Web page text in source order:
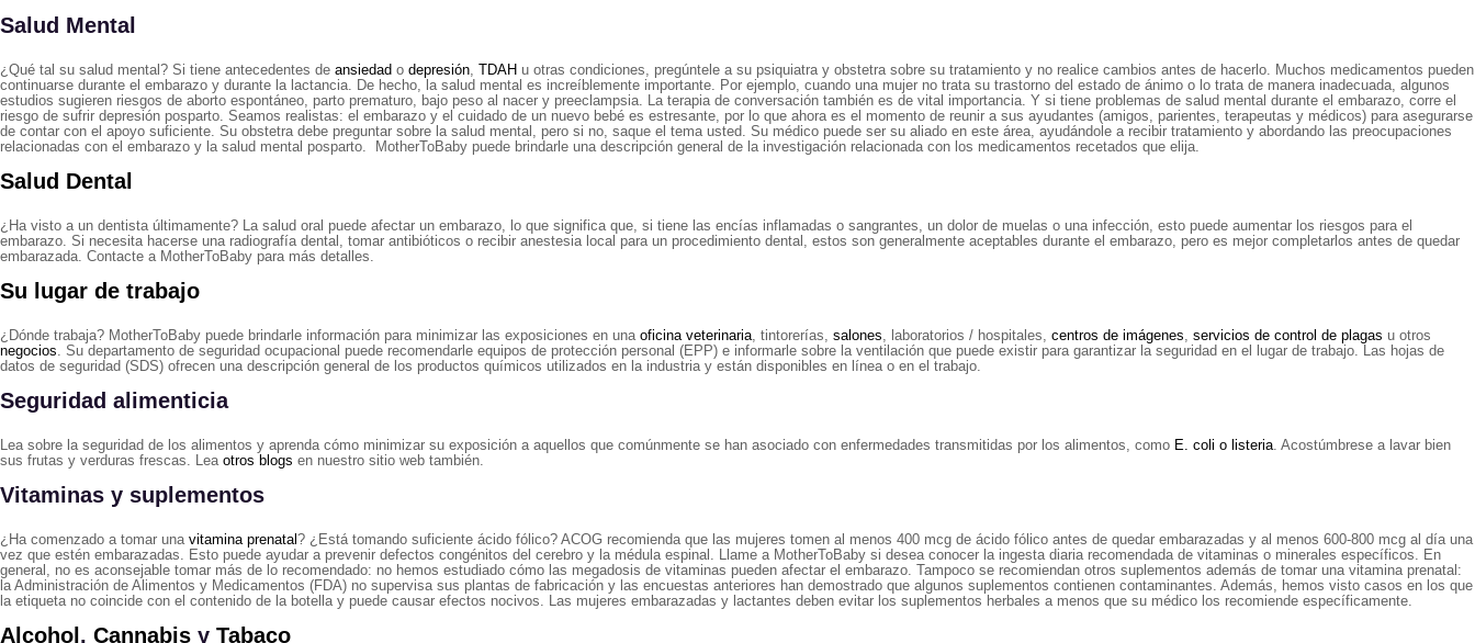
Salud Mental
¿Qué tal su salud mental? Si tiene antecedentes de ansiedad o depresión, TDAH u otras condiciones, pregúntele a su psiquiatra y obstetra sobre su tratamiento y no realice cambios antes de hacerlo. Muchos medicamentos pueden
continuarse durante el embarazo y durante la lactancia. De hecho, la salud mental es increíblemente importante. Por ejemplo, cuando una mujer no trata su trastorno del estado de ánimo o lo trata de manera inadecuada, algunos
estudios sugieren riesgos de aborto espontáneo, parto prematuro, bajo peso al nacer y preeclampsia. La terapia de conversación también es de vital importancia. Y si tiene problemas de salud mental durante el embarazo, corre el
riesgo de sufrir depresión posparto. Seamos realistas: el embarazo y el cuidado de un nuevo bebé es estresante, por lo que ahora es el momento de reunir a sus ayudantes (amigos, parientes, terapeutas y médicos) para asegurarse
de contar con el apoyo suficiente. Su obstetra debe preguntar sobre la salud mental, pero si no, saque el tema usted. Su médico puede ser su aliado en este área, ayudándole a recibir tratamiento y abordando las preocupaciones
relacionadas con el embarazo y la salud mental posparto. MotherToBaby puede brindarle una descripción general de la investigación relacionada con los medicamentos recetados que elija.
Salud Dental
¿Ha visto a un dentista últimamente? La salud oral puede afectar un embarazo, lo que significa que, si tiene las encías inflamadas o sangrantes, un dolor de muelas o una infección, esto puede aumentar los riesgos para el
embarazo. Si necesita hacerse una radiografía dental, tomar antibióticos o recibir anestesia local para un procedimiento dental, estos son generalmente aceptables durante el embarazo, pero es mejor completarlos antes de quedar
embarazada. Contacte a MotherToBaby para más detalles.
Su lugar de trabajo
¿Dónde trabaja? MotherToBaby puede brindarle información para minimizar las exposiciones en una oficina veterinaria, tintorerías, salones, laboratorios / hospitales, centros de imágenes, servicios de control de plagas u otros
negocios. Su departamento de seguridad ocupacional puede recomendarle equipos de protección personal (EPP) e informarle sobre la ventilación que puede existir para garantizar la seguridad en el lugar de trabajo. Las hojas de
datos de seguridad (SDS) ofrecen una descripción general de los productos químicos utilizados en la industria y están disponibles en línea o en el trabajo.
Seguridad alimenticia
Lea sobre la seguridad de los alimentos y aprenda cómo minimizar su exposición a aquellos que comúnmente se han asociado con enfermedades transmitidas por los alimentos, como E. coli o listeria. Acostúmbrese a lavar bien
sus frutas y verduras frescas. Lea otros blogs en nuestro sitio web también.
Vitaminas y suplementos
¿Ha comenzado a tomar unavitamina prenatal? ¿Está tomando suficiente ácido fólico? ACOG recomienda que las mujeres tomen al menos 400 mcg de ácido fólico antes de quedar embarazadas y al menos 600-800 mcg al día una
vez que estén embarazadas. Esto puede ayudar a prevenir defectos congénitos del cerebro y la médula espinal. Llame a MotherToBaby si desea conocer la ingesta diaria recomendada de vitaminas o minerales específicos. En
general, no es aconsejable tomar más de lo recomendado: no hemos estudiado cómo las megadosis de vitaminas pueden afectar el embarazo. Tampoco se recomiendan otros suplementos además de tomar una vitamina prenatal:
la Administración de Alimentos y Medicamentos (FDA) no supervisa sus plantas de fabricación y las encuestas anteriores han demostrado que algunos suplementos contienen contaminantes. Además, hemos visto casos en los que
la etiqueta no coincide con el contenido de la botella y puede causar efectos nocivos. Las mujeres embarazadas y lactantes deben evitar los suplementos herbales a menos que su médico los recomiende específicamente.
Alcohol , Cannabis y Tabaco